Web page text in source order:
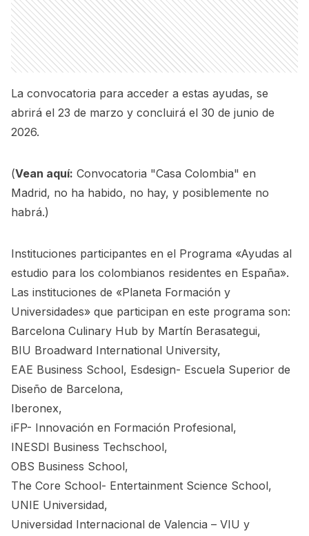
La convocatoria para acceder a estas ayudas, se
abrirá el 23 de marzo y concluirá el 30 de junio de
2026.
(Vean aquí: Convocatoria "Casa Colombia" en
Madrid, no ha habido, no hay, y posiblemente no
habrá.)
Instituciones participantes en el Programa «Ayudas al
estudio para los colombianos residentes en España».
Las instituciones de «Planeta Formación y
Universidades» que participan en este programa son:
Barcelona Culinary Hub by Martín Berasategui,
BIU Broadward International University,
EAE Business School, Esdesign- Escuela Superior de
Diseño de Barcelona,
Iberonex,
iFP- Innovación en Formación Profesional,
INESDI Business Techschool,
OBS Business School,
The Core School- Entertainment Science School,
UNIE Universidad,
Universidad Internacional de Valencia – VIU y